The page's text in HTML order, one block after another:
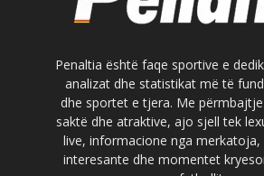
Penaltia është faqe sportive e
analizat dhe statistikat më të
dhe sportet e tjera. Me
saktë dhe atraktive, ajo sjell tek
live, informacione nga
interesante dhe momentet